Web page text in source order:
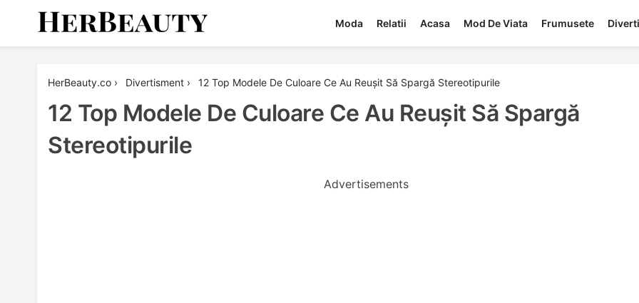
Moda Relatii Acasa Mod De Viata Frumusete
HerBeauty.co › Divertisment › 12 Top Modele De Culoare Ce Au Reușit Să Spargă Stereotipurile
12 Top Modele De Culoare Ce Au Reușit Să Spargă
Stereotipurile
Advertisements